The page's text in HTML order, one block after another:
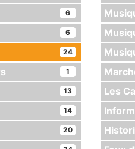
6
6
24
1
13 Les
14
20